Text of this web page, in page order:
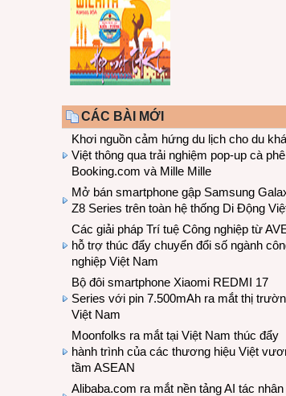
CÁC BÀI MỚI
Khơi nguồn cảm hứng du lịch cho du
Việt thông qua trải nghiệm pop-up cà
Booking.com và Mille Mille
Mở bán smartphone gập Samsung
Z8 Series trên toàn hệ thống Di Động
Các giải pháp Trí tuệ Công nghiệp từ
hỗ trợ thúc đẩy chuyển đổi số ngành
nghiệp Việt Nam
Bộ đôi smartphone Xiaomi REDMI 17
Series với pin 7.500mAh ra mắt thị
Việt Nam
Moonfolks ra mắt tại Việt Nam thúc đẩy
hành trình của các thương hiệu Việt
tầm ASEAN
Alibaba.com ra mắt nền tảng AI tác nhân